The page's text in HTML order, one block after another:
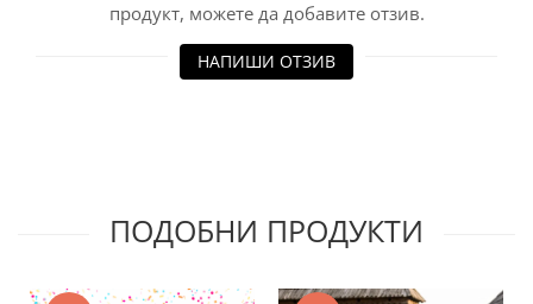
продукт, можете да добавите отзив.
НАПИШИ ОТЗИВ
ПОДОБНИ ПРОДУКТИ